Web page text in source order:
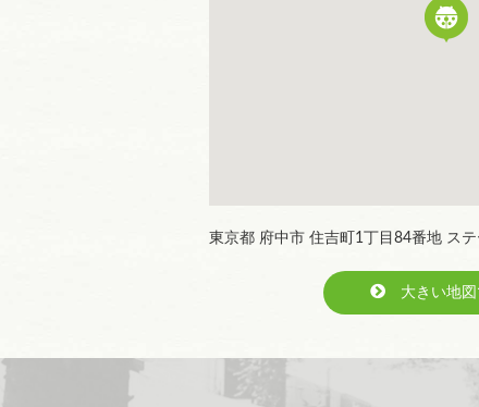
東京都 府中市 住吉町1丁目84番地 ス
大きい地図